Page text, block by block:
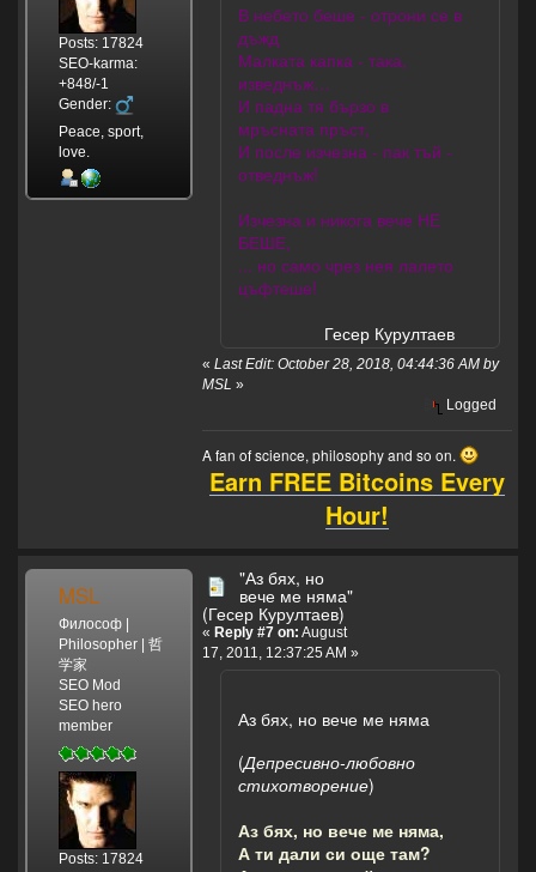
Posts: 17824
SEO-karma:
+848/-1
Gender:
Peace, sport,
love.
В небето беше - отрони се в
дъжд
Малката капка - така,
изведнъж…
И падна тя бързо в
мръсната пръст,
И после изчезна - пак тъй -
отведнъж!
Изчезна и никога вече НЕ
БЕШЕ,
... но само чрез нея лалето
цъфтеше!
Гесер Курултаев
« Last Edit: October 28, 2018, 04:44:36 AM by
MSL »
Logged
A fan of science, philosophy and so on.
Earn FREE Bitcoins Every
Hour!
MSL
Философ |
Philosopher | 哲
学家
SEO Mod
SEO hero
member
Posts: 17824
"Аз бях, но
вече ме няма"
(Гесер Курултаев)
« Reply #7 on: August
17, 2011, 12:37:25 AM »
Аз бях, но вече ме няма
(Депресивно-любовно
стихотворение)
Аз бях, но вече ме няма,
А ти дали си още там?